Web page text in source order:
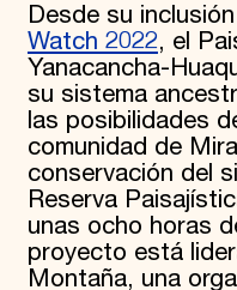
Desde su
Watch 2022, el
Yanacancha-
su sistema
las posibilidades
comunidad de
conservación del
Reserva
unas ocho horas
proyecto está
Montaña, una